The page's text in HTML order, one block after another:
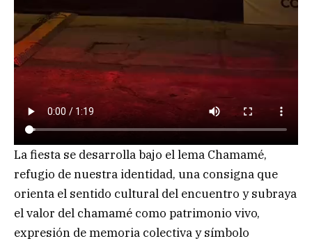
La fiesta se desarrolla bajo el lema Chamamé,
refugio de nuestra identidad, una consigna que
orienta el sentido cultural del encuentro y subraya
el valor del chamamé como patrimonio vivo,
expresión de memoria colectiva y símbolo